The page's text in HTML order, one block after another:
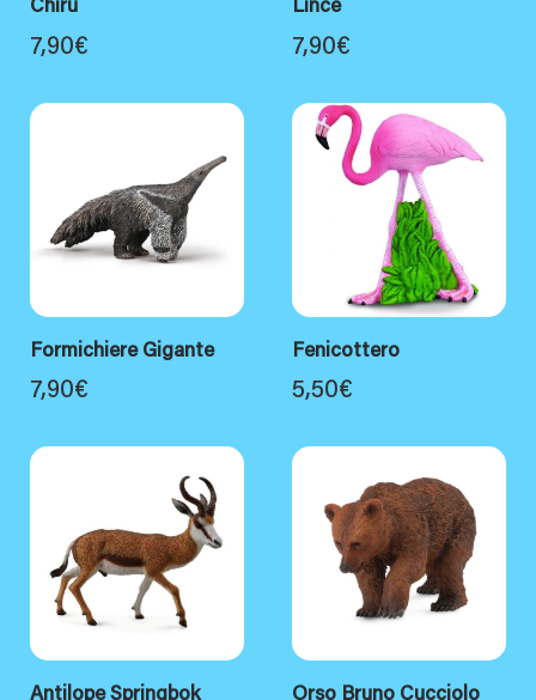
Chiru
7,90€
Lince
7,90€
Formichiere Gigante
7,90€
Fenicottero
5,50€
Antilope Springbok Orso Bruno Cucciolo